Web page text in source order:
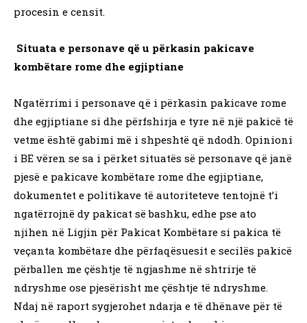
procesin e censit.
Situata e personave që u përkasin pakicave
kombëtare rome dhe egjiptiane
Ngatërrimi i personave që i përkasin pakicave rome
dhe egjiptiane si dhe përfshirja e tyre në një pakicë të
vetme është gabimi më i shpeshtë që ndodh. Opinioni
i BE vëren se sa i përket situatës së personave që janë
pjesë e pakicave kombëtare rome dhe egjiptiane,
dokumentet e politikave të autoriteteve tentojnë t’i
ngatërrojnë dy pakicat së bashku, edhe pse ato
njihen në Ligjin për Pakicat Kombëtare si pakica të
veçanta kombëtare dhe përfaqësuesit e secilës pakicë
përballen me çështje të ngjashme në shtrirje të
ndryshme ose pjesërisht me çështje të ndryshme.
Ndaj në raport sygjerohet ndarja e të dhënave për të